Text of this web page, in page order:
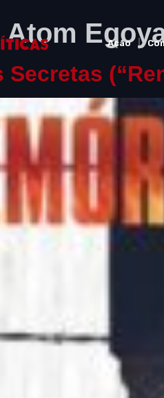
Ação
Atom
Secretas